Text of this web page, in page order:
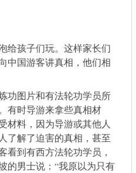
给孩子们玩。这样家长们
中国游客讲真相，他们相
功图片和有法轮功学员所
有时导游来拿些真相材
材料，因为导游或其他人
了解了迫害的真相，甚至
看到有西方法轮功学员，
的男士说：“我原以为只有